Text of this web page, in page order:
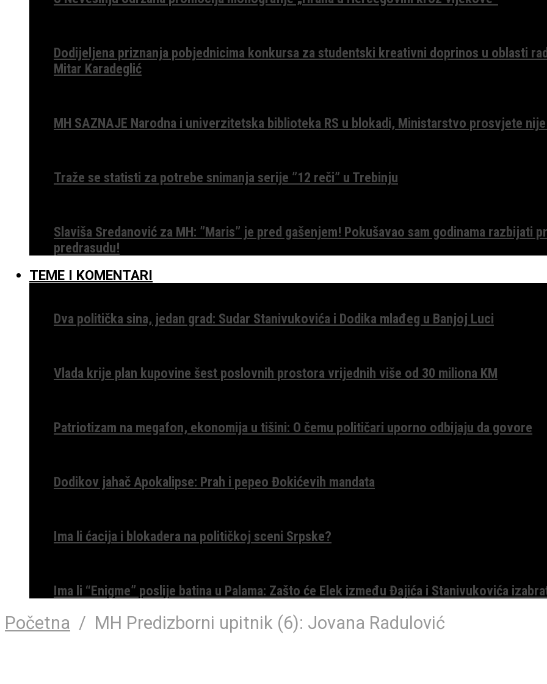
Dodijeljena priznanja pobjednicima konkursa za studentski kreativni doprinos u oblasti
Mitar Karadeglić
MH SAZNAJE Narodna i univerzitetska biblioteka RS u blokadi, Ministarstvo prosvjete nije
Traže se statisti za potrebe snimanja serije ”12 reči” u Trebinju
Slaviša Sredanović za MH: ”Maris” je pred gašenjem! Pokušavao sam godinama razbijati
predrasudu!
TEME I KOMENTARI
Dva politička sina, jedan grad: Sudar Stanivukovića i Dodika mlađeg u Banjoj Luci
Vlada krije plan kupovine šest poslovnih prostora vrijednih više od 30 miliona KM
Patriotizam na megafon, ekonomija u tišini: O čemu političari uporno odbijaju da govore
Dodikov jahač Apokalipse: Prah i pepeo Đokićevih mandata
Ima li ćacija i blokadera na političkoj sceni Srpske?
Ima li “Enigme” poslije batina u Palama: Zašto će Elek između Đajića i Stanivukovića
Početna / MH Predizborni upitnik (6): Jovana Radulović